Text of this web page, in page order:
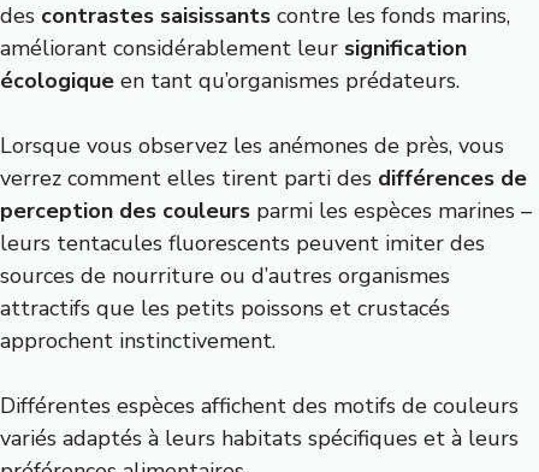
des contrastes saisissants contre les fonds marins,
améliorant considérablement leur signification
écologique en tant qu’organismes prédateurs.
Lorsque vous observez les anémones de près, vous
verrez comment elles tirent parti des différences de
perception des couleurs parmi les espèces marines –
leurs tentacules fluorescents peuvent imiter des
sources de nourriture ou d’autres organismes
attractifs que les petits poissons et crustacés
approchent instinctivement.
Différentes espèces affichent des motifs de couleurs
variés adaptés à leurs habitats spécifiques et à leurs